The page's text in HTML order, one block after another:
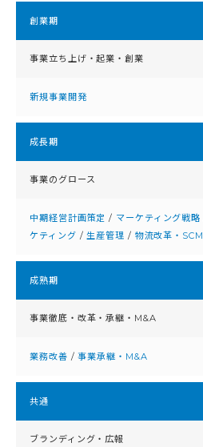
創業期
事業立ち上げ・起業・創業
新規事業開発
成⻑期
事業のグロース
中期経営計画策定 / マーケティング戦略
ケティング /生産管理 / 物流改革・SCM
成熟期
事業徹底・改⾰・承継・M&A
業務改善 /事業承継・M&A
共通
ブランディング・広報